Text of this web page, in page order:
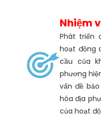
Nhiệm
Phát triển
hoạt động
cầu của
phương
vấn đề
hóa địa
của hoạt